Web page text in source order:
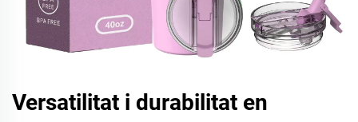
Versatilitat i durabilitat en